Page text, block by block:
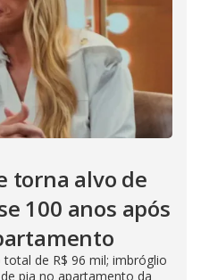
torna alvo de
100 anos após
de R$ 96 mil; imbróglio
pia no apartamento da